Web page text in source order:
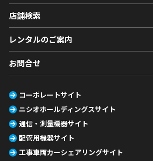
店舗検索
レンタルのご案内
お問合せ
コーポレートサイト
ニシオホールディングスサイト
通信・測量機器サイト
配管用機器サイト
工事車両カーシェアリングサイト